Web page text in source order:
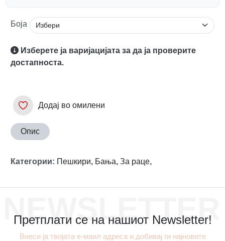
Боја
Изберете ја варијацијата за да ја проверите
достапноста.
Додај во омилени
Опис
Категории: Пешкири, Бања, За раце,
NEWSLETTER
Претплати се на нашиот Newsletter!
Внеси ја твојата е-маил адреса и добивај ги најновите